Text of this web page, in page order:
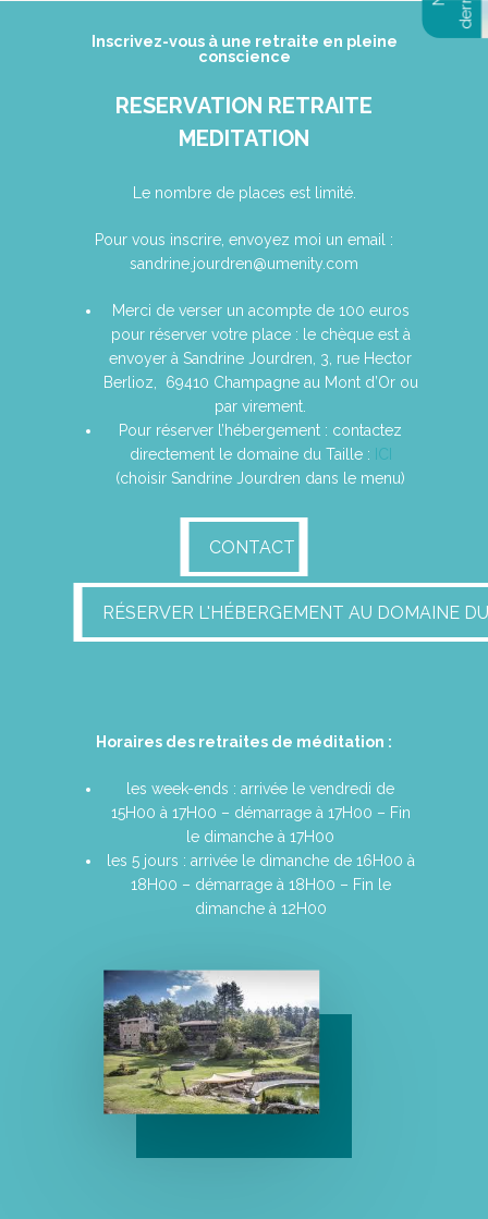
Inscrivez-vous à une retraite en pleine
conscience
RESERVATION RETRAITE
MEDITATION
Le nombre de places est limité.
Pour vous inscrire, envoyez moi un email :
sandrine.jourdren@umenity.com
Merci de verser un acompte de 100 euros
pour réserver votre place : le chèque est à
envoyer à Sandrine Jourdren, 3, rue Hector
Berlioz, 69410 Champagne au Mont d’Or ou
par virement.
Pour réserver l’hébergement : contactez
directement le domaine du Taille : ICI
(choisir Sandrine Jourdren dans le menu)
CONTACT
RÉSERVER L'HÉBERGEMENT AU DOMAINE
Horaires des retraites de méditation :
les week-ends : arrivée le vendredi de
15H00 à 17H00 – démarrage à 17H00 – Fin
le dimanche à 17H00
les 5 jours : arrivée le dimanche de 16H00 à
18H00 – démarrage à 18H00 – Fin le
dimanche à 12H00